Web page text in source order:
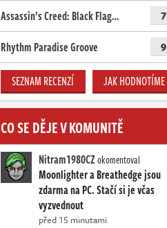
Assassin’s Creed: Black Flag… 7
Rhythm Paradise Groove 9
SEZNAM RECENZÍ JAK HODNOTÍME
CO SE DĚJE V KOMUNITĚ
Nitram1980CZokomentoval
Moonlighter a Breathedge jsou
zdarma na PC. Stačí si je včas
vyzvednout
před 15 minutami